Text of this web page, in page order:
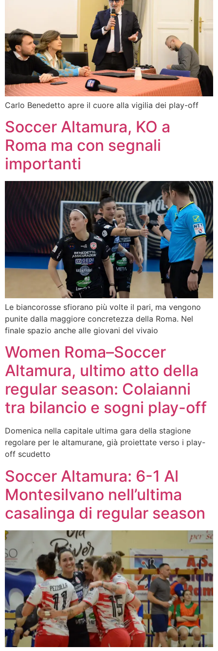
Carlo Benedetto apre il cuore alla vigilia dei play-off
Soccer Altamura, KO a
Roma ma con segnali
importanti
Le biancorosse sfiorano più volte il pari, ma vengono
punite dalla maggiore concretezza della Roma. Nel
finale spazio anche alle giovani del vivaio
Women Roma–Soccer
Altamura, ultimo atto della
regular season: Colaianni
tra bilancio e sogni play-off
Domenica nella capitale ultima gara della stagione
regolare per le altamurane, già proiettate verso i play-
off scudetto
Soccer Altamura: 6-1 Al
Montesilvano nell’ultima
casalinga di regular season